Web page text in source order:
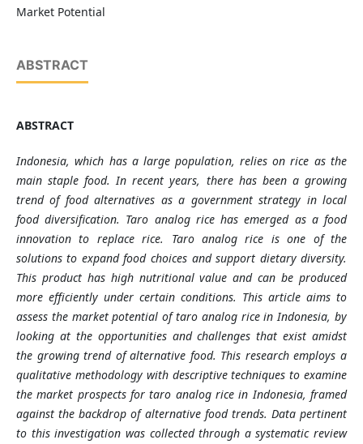
Market Potential
ABSTRACT
ABSTRACT
Indonesia, which has a large population, relies on rice as the
main staple food. In recent years, there has been a growing
trend of food alternatives as a government strategy in local
food diversification. Taro analog rice has emerged as a food
innovation to replace rice. Taro analog rice is one of the
solutions to expand food choices and support dietary diversity.
This product has high nutritional value and can be produced
more efficiently under certain conditions. This article aims to
assess the market potential of taro analog rice in Indonesia, by
looking at the opportunities and challenges that exist amidst
the growing trend of alternative food. This research employs a
qualitative methodology with descriptive techniques to examine
the market prospects for taro analog rice in Indonesia, framed
against the backdrop of alternative food trends. Data pertinent
to this investigation was collected through a systematic review